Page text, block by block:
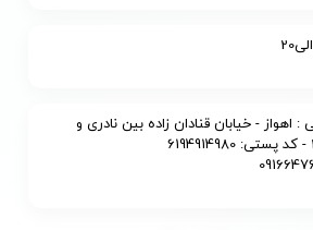
- خیابان قنادان زاده بین نادری و